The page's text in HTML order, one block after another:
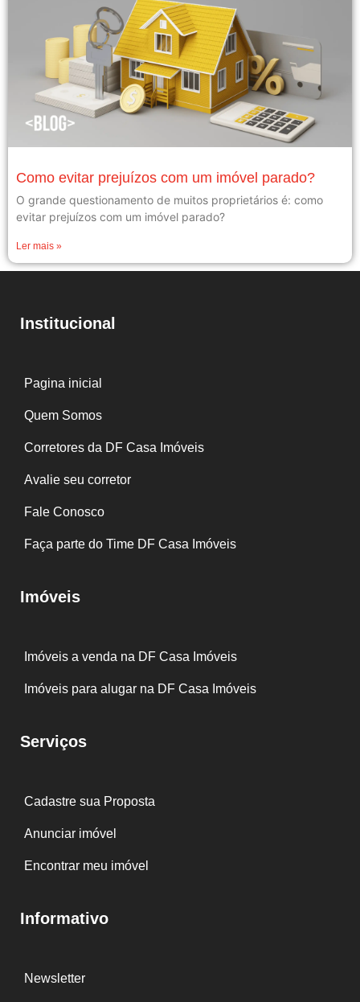
Como evitar prejuízos com um imóvel parado?
O grande questionamento de muitos proprietários é: como
evitar prejuízos com um imóvel parado?
Ler mais »
Institucional
Pagina inicial
Quem Somos
Corretores da DF Casa Imóveis
Avalie seu corretor
Fale Conosco
Faça parte do Time DF Casa Imóveis
Imóveis
Imóveis a venda na DF Casa Imóveis
Imóveis para alugar na DF Casa Imóveis
Serviços
Cadastre sua Proposta
Anunciar imóvel
Encontrar meu imóvel
Informativo
Newsletter